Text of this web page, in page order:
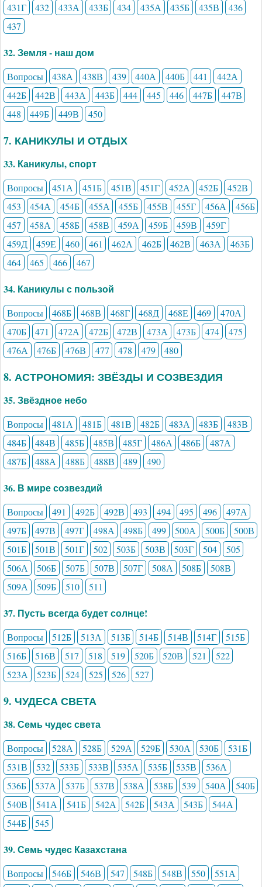
431Г
432 433А 433Б 434 435А 435Б 435В
436
437
32. Земля - наш дом
Вопросы 438А 438В 439 440А 440Б 441
442А
442Б
442В 443А 443Б 444 445 446 447Б
447В
448
449Б 449В 450
7. КАНИКУЛЫ И ОТДЫХ
33. Каникулы, спорт
Вопросы 451А 451Б 451В 451Г 452А 452Б
452В
453
454А 454Б 455А 455Б 455В 455Г 456А
456Б
457
458А 458Б 458В 459А 459Б 459В
459Г
459Д
459Е 460 461 462А 462Б 462В 463А
463Б
464
465 466 467
34. Каникулы с пользой
Вопросы 468Б 468В 468Г 468Д 468Е 469
470А
470Б
471 472А 472Б 472В 473А 473Б 474
475
476А
476Б 476В 477 478 479 480
8. АСТРОНОМИЯ: ЗВЁЗДЫ И СОЗВЕЗДИЯ
35. Звёздное небо
Вопросы 481А 481Б 481В 482Б 483А 483Б
483В
484Б
484В 485Б 485В 485Г 486А 486Б
487А
487Б
488А 488Б 488В 489 490
36. В мире созвездий
Вопросы 491 492Б 492В 493 494 495 496
497А
497Б
497В 497Г 498А 498Б 499 500А 500Б
500В
501Б
501В 501Г 502 503Б 503В 503Г 504
505
506А
506Б 507Б 507В 507Г 508А 508Б
508В
509А
509Б 510 511
37. Пусть всегда будет солнце!
Вопросы 512Б 513А 513Б 514Б 514В 514Г
515Б
516Б
516В 517 518 519 520Б 520В 521
522
523А
523Б 524 525 526 527
9. ЧУДЕСА СВЕТА
38. Семь чудес света
Вопросы 528А 528Б 529А 529Б 530А 530Б
531Б
531В
532 533Б 533В 535А 535Б 535В
536А
536Б
537А 537Б 537В 538А 538Б 539 540А
540Б
540В
541А 541Б 542А 542Б 543А 543Б
544А
544Б
545
39. Семь чудес Казахстана
Вопросы 546Б 546В 547 548Б 548В 550
551А